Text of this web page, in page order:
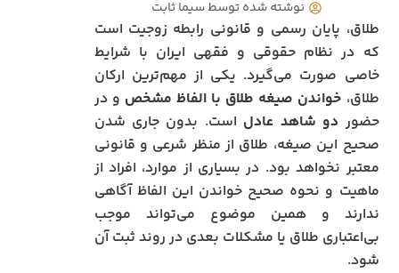
نوشته شده توسطسیما ثابت
طلاق، پایان رسمی و قانونی رابطه زوجیت است
که در نظام حقوقی و فقهی ایران با شرایط
خاصی صورت می‌گیرد. یکی از مهم‌ترین ارکان
طلاق، خواندن صیغه طلاق با الفاظ مشخص و در
حضور دو شاهد عادل است. بدون جاری شدن
صحیح این صیغه، طلاق از منظر شرعی و قانونی
معتبر نخواهد بود. در بسیاری از موارد، افراد از
ماهیت و نحوه صحیح خواندن این الفاظ آگاهی
ندارند و همین موضوع می‌تواند موجب
بی‌اعتباری طلاق یا مشکلات بعدی در روند ثبت آن
شود.